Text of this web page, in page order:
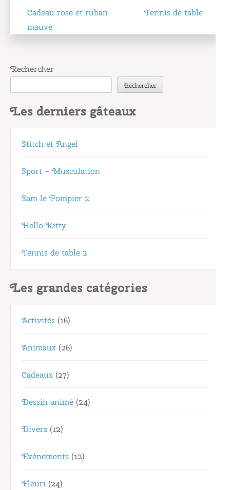
Navigation
de
Cadeau rose et ruban
mauve
Tennis de table
Rechercher
Rechercher
Les derniers gâteaux
Stitch et Angel
Sport – Musculation
Sam le Pompier 2
Hello Kitty
Tennis de table 2
Les grandes catégories
Activités (16)
Animaux (26)
Cadeaux (27)
Dessin animé (24)
Divers (12)
Evènements (12)
Fleuri (24)